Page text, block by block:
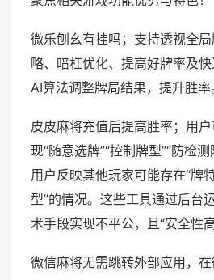
微乐刨幺有挂吗；支持透视全
略、暗杠优化、提高好牌率及
AI算法调整牌局结果，提升胜率
皮皮麻将充值后提高胜率；用
现“随意选牌”“控制牌型”“防检
用户反映其他玩家可能存在“牌
型”的情况。这些工具通过后台
术手段实现不平公，且“安全性高
微信麻将无需跳转外部应用，